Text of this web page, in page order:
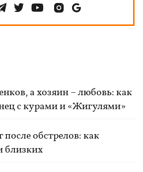
а хозяин – любовь: как
с курами и «Жигулями»
обстрелов: как
близких